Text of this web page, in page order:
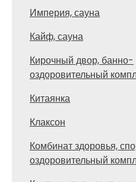
Империя, сауна
Кайф, сауна
Кирочный двор, банно-
оздоровительный
Китаянка
Клаксон
Комбинат здоровья,
оздоровительный